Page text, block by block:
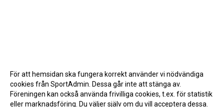
För att hemsidan ska fungera korrekt använder vi nödvändiga
cookies från SportAdmin. Dessa går inte att stänga av.
Föreningen kan också använda frivilliga cookies, t.ex. för statistik
eller marknadsföring. Du väljer själv om du vill acceptera dessa.